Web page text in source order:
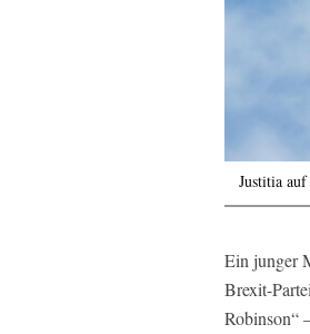
Justitia
Ein junger
Brexit-
Robinson“